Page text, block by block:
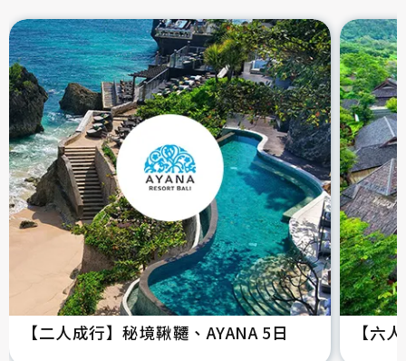
【二人成行】秘境鞦韆、AYANA 5日 【六